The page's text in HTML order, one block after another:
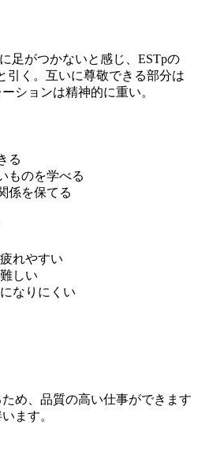
に 足がつかないと感じ ESTpの
引 く 。 互いに尊敬でき る部分は
ーシ ョ ンは精神的に重い。
る
ものを学べる
係を保てる
れやすい
しい
なりにくい
ため、 品質の高い仕事ができ ま す
い ま す。